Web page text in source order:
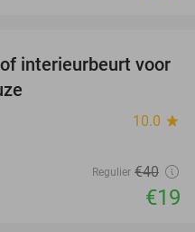
53%
interieurbeurt voor
10.0 star
Regulier €40
€19